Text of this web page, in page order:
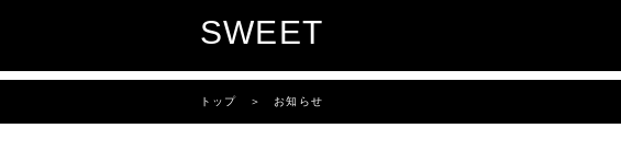
SWEET
トップ ＞ お知らせ